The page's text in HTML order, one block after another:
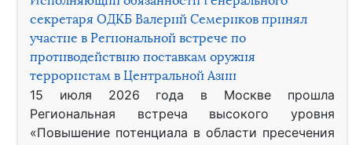
секретаря ОДКБ Валерий Семериков принял
участие в Региональной встрече по
противодействию поставкам оружия
террористам в Центральной Азии
15 июля 2026 года в Москве прошла
Региональная встреча высокого уровня
«Повышение потенциала в области пресечения